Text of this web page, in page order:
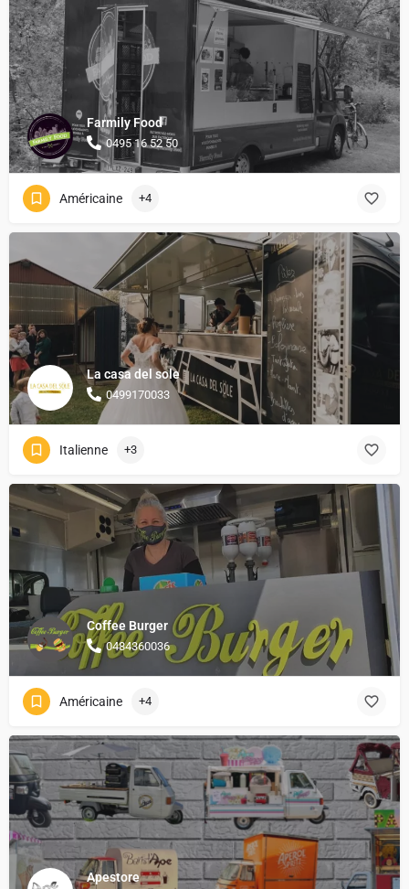
Farmily Food
0495 16 52 50
Américaine +4
La casa del sole
0499170033
Italienne +3
Coffee Burger
0484360036
Américaine +4
Apestore